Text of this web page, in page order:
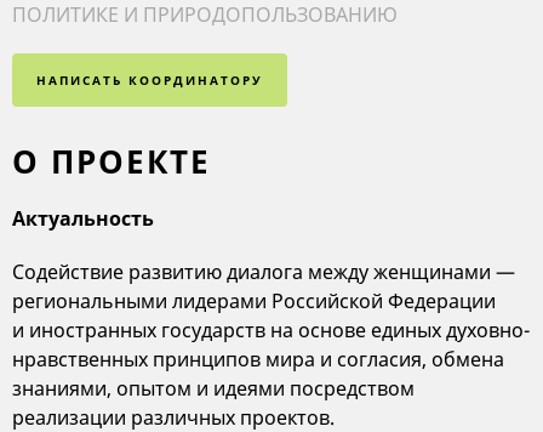
ПОЛИТИКЕ И ПРИРОДОПОЛЬЗОВАНИЮ
НАПИСАТЬ КООРДИНАТОРУ
О ПРОЕКТЕ
Актуальность
Содействие развитию диалога между женщинами —
региональными лидерами Российской Федерации
и иностранных государств на основе единых духовно-
нравственных принципов мира и согласия, обмена
знаниями, опытом и идеями посредством
реализации различных проектов.